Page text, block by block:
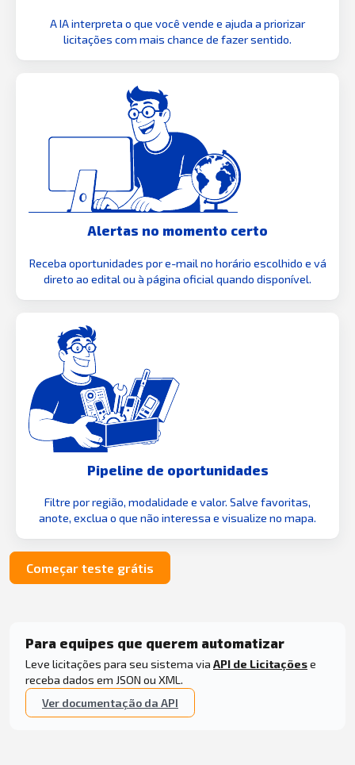
A IA interpreta o que você vende e ajuda a priorizar
licitações com mais chance de fazer sentido.
Alertas no momento certo
Receba oportunidades por e-mail no horário escolhido e vá
direto ao edital ou à página oficial quando disponível.
Pipeline de oportunidades
Filtre por região, modalidade e valor. Salve favoritas,
anote, exclua o que não interessa e visualize no mapa.
Começar teste grátis
Para equipes que querem automatizar
Leve licitações para seu sistema via API de Licitaçõese
receba dados em JSON ou XML.
Ver documentação da API